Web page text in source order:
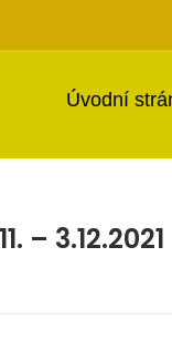
Úvodní
– 3.12.2021